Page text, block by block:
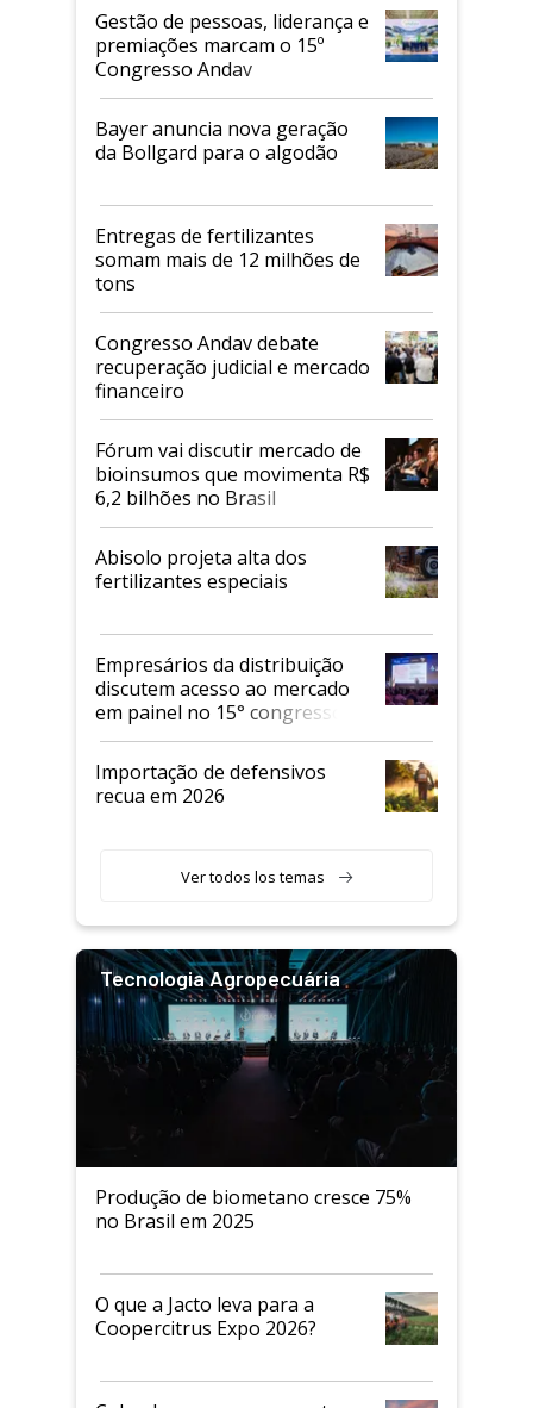
Gestão de pessoas, liderança e
premiações marcam o 15º
Congresso Andav
Bayer anuncia nova geração
da Bollgard para o algodão
Entregas de fertilizantes
somam mais de 12 milhões de
tons
Congresso Andav debate
recuperação judicial e mercado
financeiro
Fórum vai discutir mercado de
bioinsumos que movimenta R$
6,2 bilhões no Brasil
Abisolo projeta alta dos
fertilizantes especiais
Empresários da distribuição
discutem acesso ao mercado
em painel no 15° congresso
Andav
Importação de defensivos
recua em 2026
Ver todos los temas
Tecnologia Agropecuária
Produção de biometano cresce 75%
no Brasil em 2025
O que a Jacto leva para a
Coopercitrus Expo 2026?